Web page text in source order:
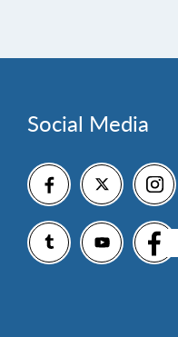
Social Media